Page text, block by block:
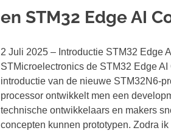
en STM32 Edge AI
2 Juli 2025 – Introductie STM32 Edge
STMicroelectronics de STM32 Edge
introductie van de nieuwe STM32N6-
processor ontwikkelt men een
technische ontwikkelaars en makers
concepten kunnen prototypen. Zodra